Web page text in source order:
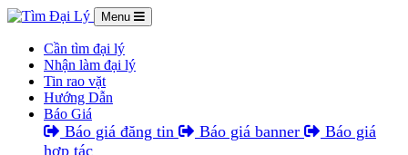
Menu
Cần tìm đại lý
Nhận làm đại lý
Tin rao vặt
Hướng Dẫn
Báo Giá
Báo giá đăng tin Báo giá banner
Báo giá
hợp tác